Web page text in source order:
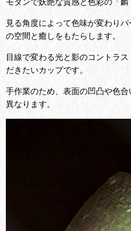
見る角度によって色味が変わり
の空間と癒しをもたらします。
目線で変わる光と影のコントラ
だきたいカップです。
手作業のため、表面の凹凸や色
異なります。